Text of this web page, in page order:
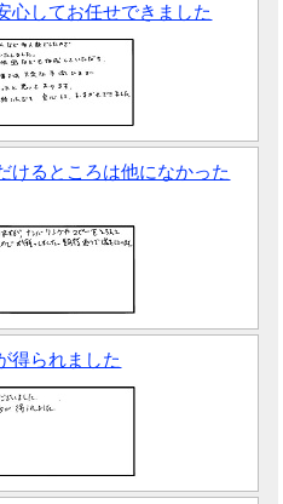
心してお任せできました
けるところは他になかった
得られました